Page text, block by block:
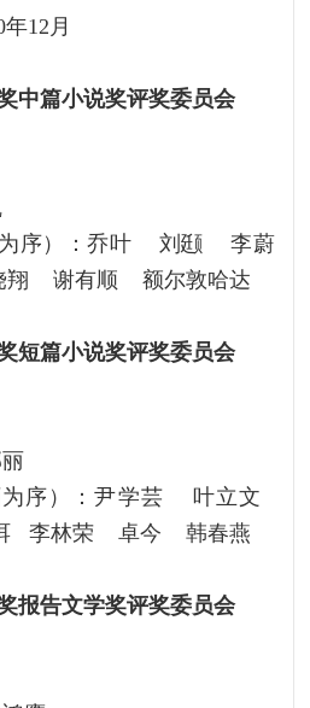
12月
中篇小说奖评奖委员会
为序）：乔叶 刘颋 李蔚
谢有顺 额尔敦哈达
短篇小说奖评奖委员会
为序）：尹学芸 叶立文
李林荣 卓今 韩春燕
报告文学奖评奖委员会